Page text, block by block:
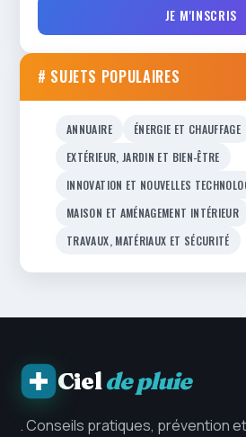
JE M'INSCRIS
# SUJETS POPULAIRES
ANNUAIRE
ÉNERGIE ET CHAUFFAGE
EXTÉRIEUR, JARDIN ET BIEN-ÊTRE
INNOVATION ET NOUVELLES
MAISON ET AMÉNAGEMENT INTÉRIEUR
TRAVAUX, MATÉRIAUX ET SÉCURITÉ
Cielde pluie
. Conseils pratiques, prévention